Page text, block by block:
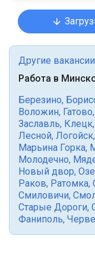
Другие
Работа в
Березино,
Воложин, Гатово,
Заславль, Клецк,
Лесной, Логойск,
Марьина Горка,
Молодечно,
Новый двор,
Раков, Ратомка,
Смиловичи,
Старые Дороги,
Фаниполь,